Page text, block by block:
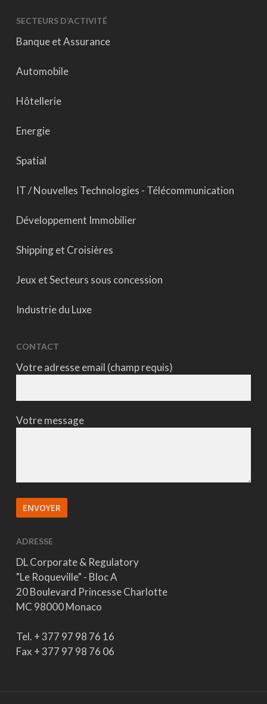
SECTEURS D’ACTIVITÉ
Banque et Assurance
Automobile
Hôtellerie
Energie
Spatial
IT / Nouvelles Technologies - Télécommunication
Développement Immobilier
Shipping et Croisières
Jeux et Secteurs sous concession
Industrie du Luxe
CONTACT
Votre adresse email (champ requis)
Votre message
ADRESSE
DL Corporate & Regulatory
"Le Roqueville" - Bloc A
20 Boulevard Princesse Charlotte
MC 98000 Monaco
Tel. + 377 97 98 76 16
Fax + 377 97 98 76 06